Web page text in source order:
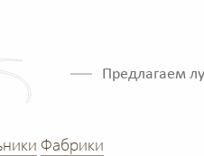
Предлагаем
Фабрики